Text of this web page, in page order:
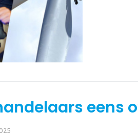
eens